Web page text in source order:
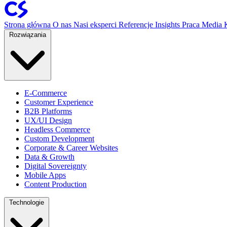
Strona główna O nas Nasi eksperci Referencje Insights Praca Media
Rozwiązania
E-Commerce
Customer Experience
B2B Platforms
UX/UI Design
Headless Commerce
Custom Development
Corporate & Career Websites
Data & Growth
Digital Sovereignty
Mobile Apps
Content Production
Technologie